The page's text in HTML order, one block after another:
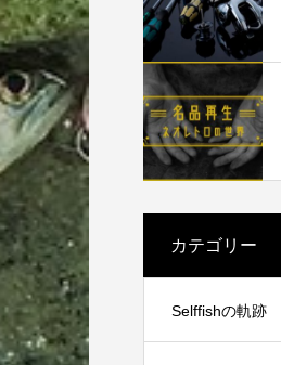
2023.09.19
ムXGのベアリングチ
ール
カテゴリー
Selffishの軌跡